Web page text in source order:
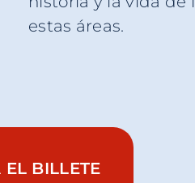
estas áreas.
BILLETE